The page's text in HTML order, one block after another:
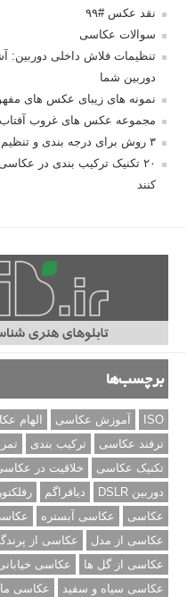
نقد عکس #۹۹
سوالات عکاسی
تنظیمات فلاش داخلی دوربین:
دوربین شما
نمونه های زیبای عکس های
مجموعه عکس های غروب آفتاب
۳ روش برای درجه بندی و تنظیم دقیق رنگ در فتوشاپ
۲۰ تکنیک ترکیب بندی در
کنند
برچسب‌ها
ISO آموزش عکاسی الهام
ترفند عکاسی
ترکیب بندی
تکنیک عکاسی
خلاقیت در
دوربین DSLR
دیافراگم رفلکتور
عکاسی
عکاسی آبستره
عکاسی از مدل
عکاسی از
عکاسی از گل ها
عکاسی
عکاسی سیاه و سفید
عکاسی